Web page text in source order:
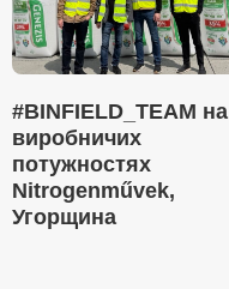
#BINFIELD_TEAM на
виробничих
потужностях
Nitrogenművek,
Угорщина